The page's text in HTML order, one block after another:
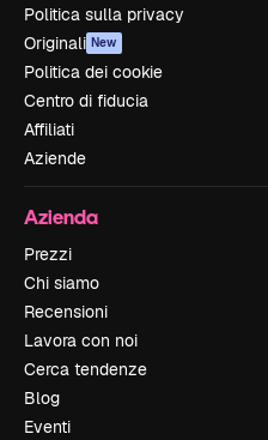
Politica sulla privacy
Originali New
Politica dei cookie
Centro di fiducia
Affiliati
Aziende
Azienda
Prezzi
Chi siamo
Recensioni
Lavora con noi
Cerca tendenze
Blog
Eventi